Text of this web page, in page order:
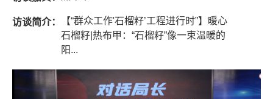
访谈简介：
【“群众工作'石榴籽’工程进行时”】暖心
石榴籽|热布甲：“石榴籽”像一束温暖的
阳...